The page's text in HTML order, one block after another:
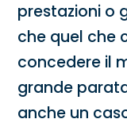
prestazioni o
che quel che
concedere il
grande
anche un